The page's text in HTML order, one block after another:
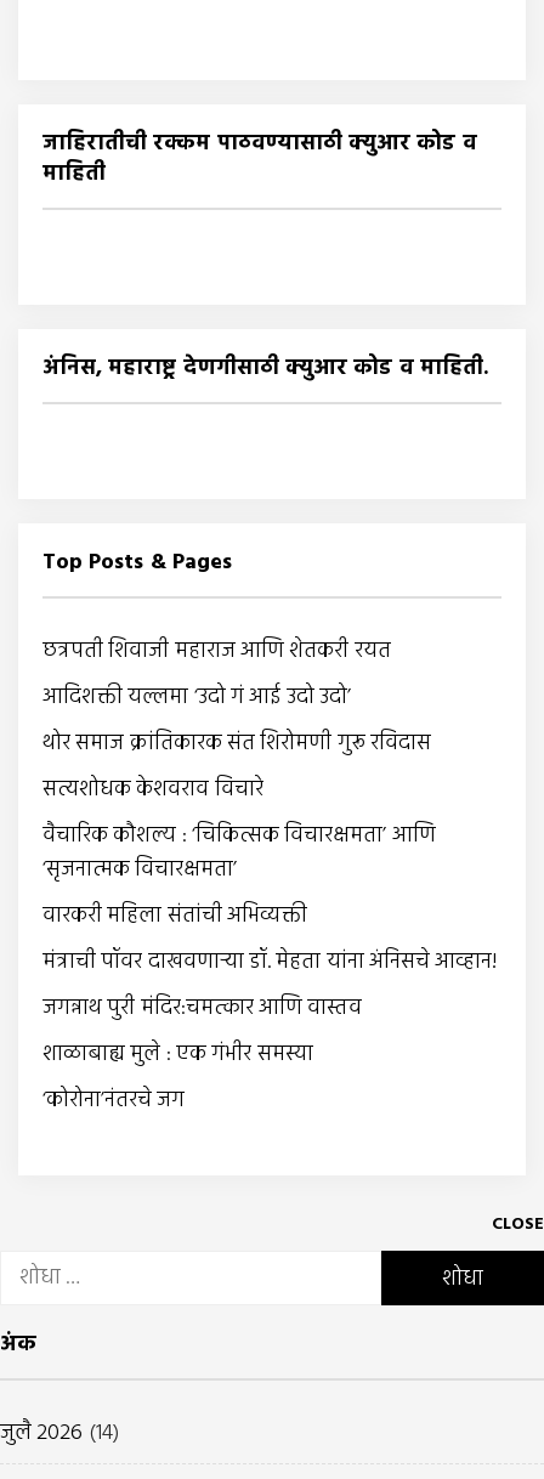
जाहिरातीची रक्कम पाठवण्यासाठी क्युआर कोड व
माहिती
अंनिस, महाराष्ट्र देणगीसाठी क्युआर कोड व माहिती.
Top Posts & Pages
छत्रपती शिवाजी महाराज आणि शेतकरी रयत
आदिशक्ती यल्लमा ‘उदो गं आई उदो उदो’
थोर समाज क्रांतिकारक संत शिरोमणी गुरू रविदास
सत्यशोधक केशवराव विचारे
वैचारिक कौशल्य : ‘चिकित्सक विचारक्षमता’ आणि
‘सृजनात्मक विचारक्षमता’
वारकरी महिला संतांची अभिव्यक्ती
मंत्राची पॉवर दाखवणार्‍या डॉ. मेहता यांना अंनिसचे आव्हान!
जगन्नाथ पुरी मंदिर:चमत्कार आणि वास्तव
शाळाबाह्य मुले : एक गंभीर समस्या
‘कोरोना’नंतरचे जग
CLOSE
यांचा
घ्या
अंक
जुलै 2026 (14)